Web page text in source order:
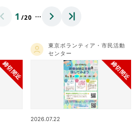
1 /20 …
締切間近
東京ボランティア・市民活動
センター
締切間近
2026.07.22